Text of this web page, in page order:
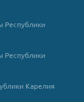
Республики
Республики
Карелия